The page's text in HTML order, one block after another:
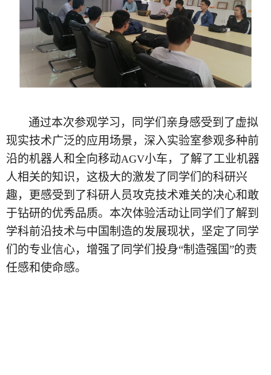
通过本次参观学习，同学们亲身感受到了虚拟
现实技术广泛的应用场景，深入实验室参观多种前
沿的机器人和全向移动AGV小车，了解了工业机器
人相关的知识，这极大的激发了同学们的科研兴
趣，更感受到了科研人员攻克技术难关的决心和敢
于钻研的优秀品质。本次体验活动让同学们了解到
学科前沿技术与中国制造的发展现状，坚定了同学
们的专业信心，增强了同学们投身“制造强国”的责
任感和使命感。